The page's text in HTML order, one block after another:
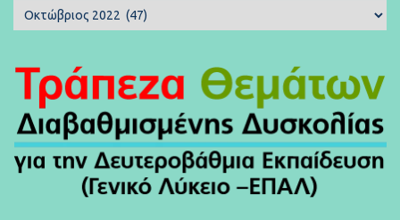
Μηνιαίο
Ιστορικό